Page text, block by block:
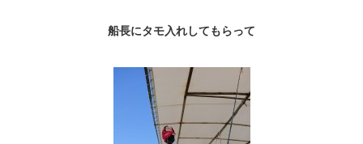
船長にタモ入れしてもらって